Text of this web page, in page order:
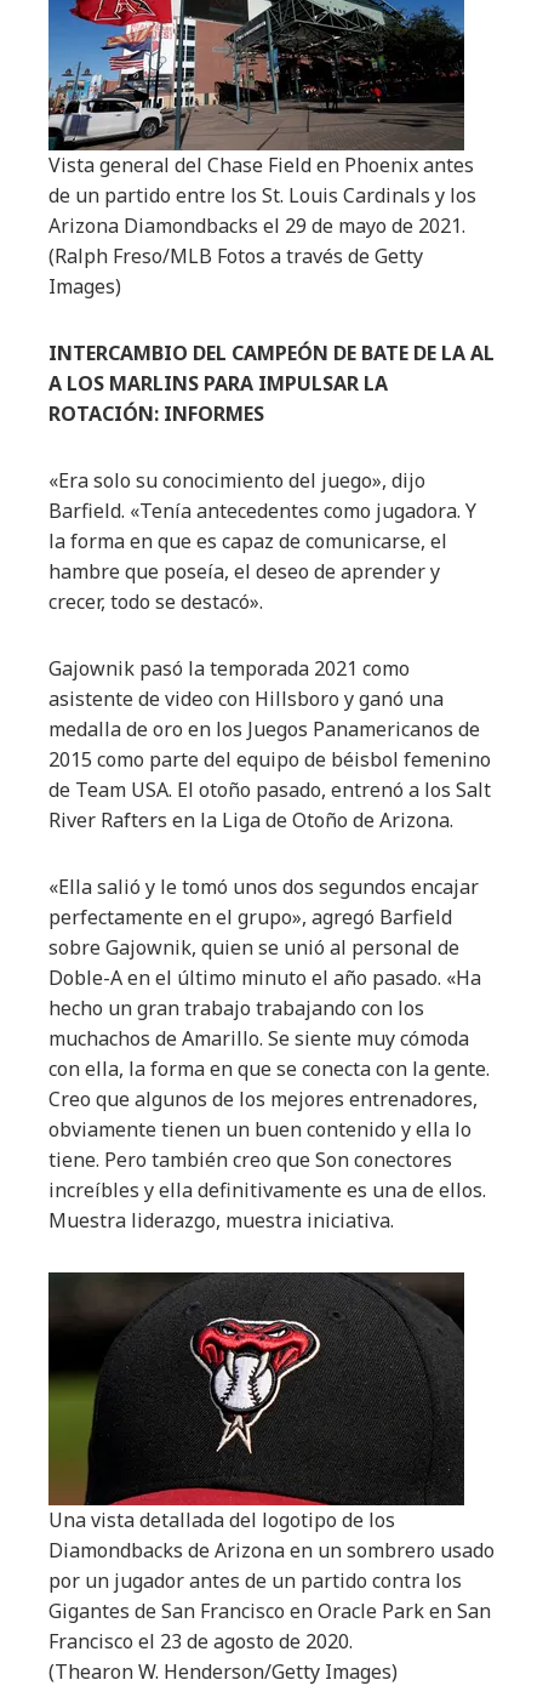
Vista general del Chase Field en Phoenix antes
de un partido entre los St. Louis Cardinals y los
Arizona Diamondbacks el 29 de mayo de 2021.
(Ralph Freso/MLB Fotos a través de Getty
Images)
INTERCAMBIO DEL CAMPEÓN DE BATE DE LA AL
A LOS MARLINS PARA IMPULSAR LA
ROTACIÓN: INFORMES
«Era solo su conocimiento del juego», dijo
Barfield. «Tenía antecedentes como jugadora. Y
la forma en que es capaz de comunicarse, el
hambre que poseía, el deseo de aprender y
crecer, todo se destacó».
Gajownik pasó la temporada 2021 como
asistente de video con Hillsboro y ganó una
medalla de oro en los Juegos Panamericanos de
2015 como parte del equipo de béisbol femenino
de Team USA. El otoño pasado, entrenó a los Salt
River Rafters en la Liga de Otoño de Arizona.
«Ella salió y le tomó unos dos segundos encajar
perfectamente en el grupo», agregó Barfield
sobre Gajownik, quien se unió al personal de
Doble-A en el último minuto el año pasado. «Ha
hecho un gran trabajo trabajando con los
muchachos de Amarillo. Se siente muy cómoda
con ella, la forma en que se conecta con la gente.
Creo que algunos de los mejores entrenadores,
obviamente tienen un buen contenido y ella lo
tiene. Pero también creo que Son conectores
increíbles y ella definitivamente es una de ellos.
Muestra liderazgo, muestra iniciativa.
Una vista detallada del logotipo de los
Diamondbacks de Arizona en un sombrero usado
por un jugador antes de un partido contra los
Gigantes de San Francisco en Oracle Park en San
Francisco el 23 de agosto de 2020.
(Thearon W. Henderson/Getty Images)